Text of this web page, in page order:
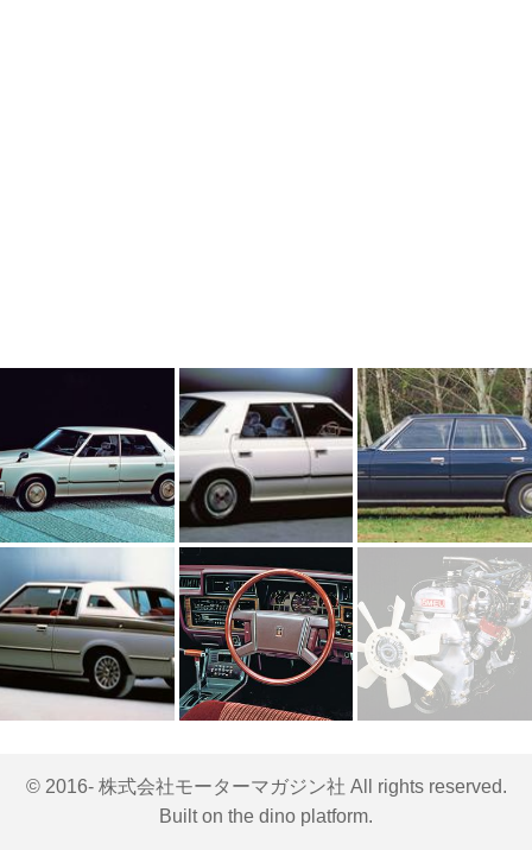
© 2016- 株式会社モーターマガジン社 All rights reserved.
Built on the dino platform.